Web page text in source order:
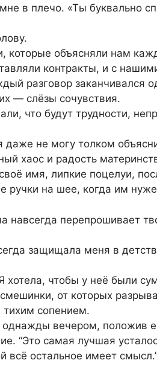
в плечо. «Ты буквально
объясняли нам
контракты, и с
разговор заканчивался
— слёзы сочувствия.
что будут трудности,
даже не могу толком
хаос и радость
имя, липкие поцелуи,
ручки на шее, когда им
навсегда перепрошивает
защищала меня в
хотела, чтобы у неё были
от которых
тихим сопением.
однажды вечером, положив
“Это самая лучшая
всё остальное имеет